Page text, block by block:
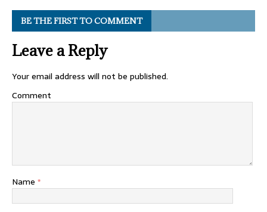
BE THE FIRST TO COMMENT
Leave a Reply
Your email address will not be published.
Comment
Name *